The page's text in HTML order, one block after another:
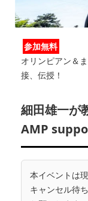
参加無料
オリンピアン＆
接、伝授！
細田雄一が
AMP
本イベントは
キャンセル待